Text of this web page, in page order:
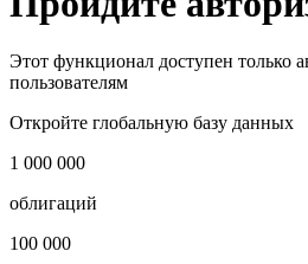
Запросить доступ
Пройдите
пользователям
Откройте глобальную базу данных
1 000 000